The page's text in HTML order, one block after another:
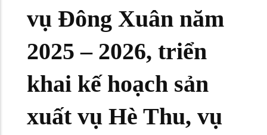
vụ Đông Xuân năm
2025 – 2026, triển
khai kế hoạch sản
xuất vụ Hè Thu, vụ